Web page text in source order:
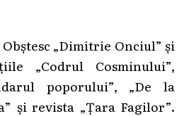
„Dimitrie Onciul” și
„Codrul Cosminului”,
poporului”, „De la
și revista „Țara Fagilor”.